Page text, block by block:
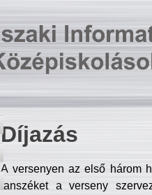
Díjazás
A versenyen az első három
tanszéket a verseny